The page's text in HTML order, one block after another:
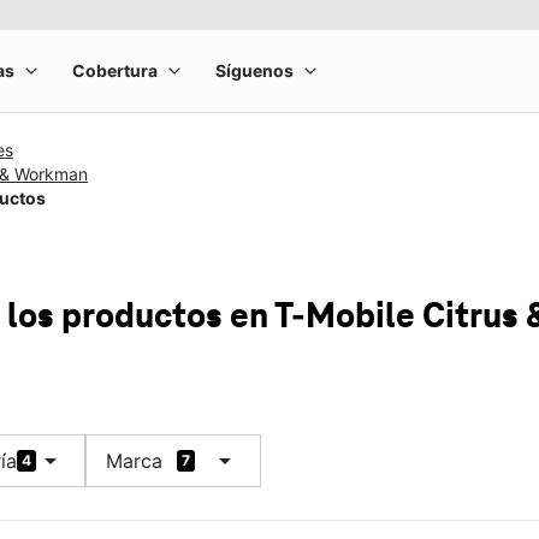
Workman
productos en T-Mobile Citrus
4 arrow_drop_down Marca 7 arrow_drop_down